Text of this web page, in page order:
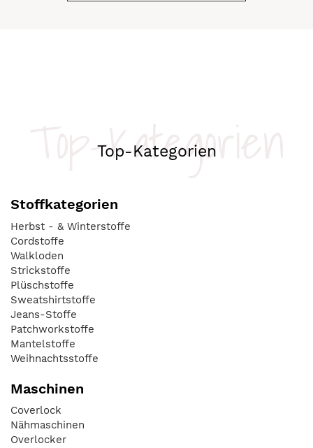
Top-Kategorien
Top-Kategorien
Stoffkategorien
Herbst - & Winterstoffe
Cordstoffe
Walkloden
Strickstoffe
Plüschstoffe
Sweatshirtstoffe
Jeans-Stoffe
Patchworkstoffe
Mantelstoffe
Weihnachtsstoffe
Maschinen
Coverlock
Nähmaschinen
Overlocker